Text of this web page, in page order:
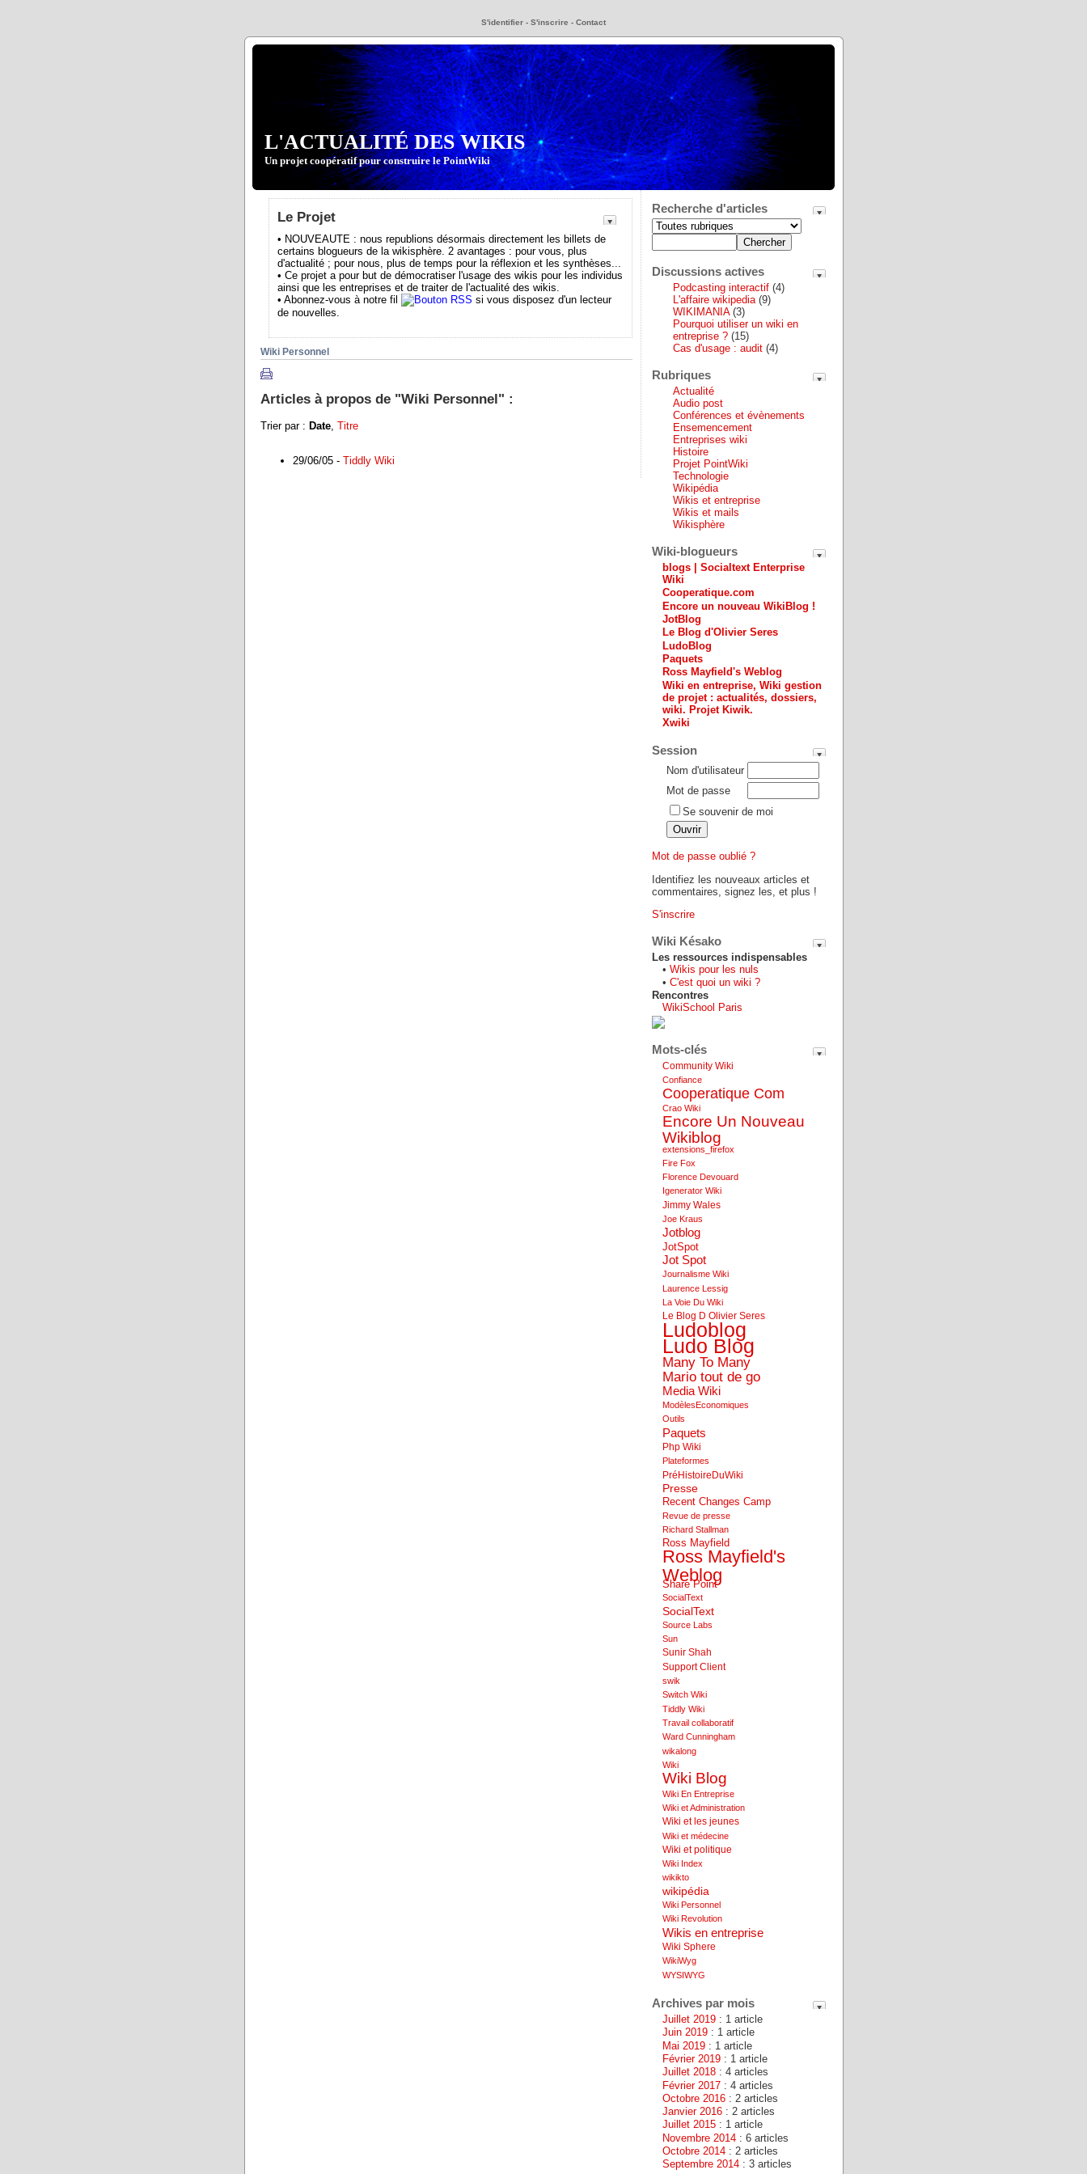
S'identifier - S'inscrire - Contact
L'ACTUALITÉ DES WIKIS
Un projet coopératif pour construire le PointWiki
Le Projet
• NOUVEAUTE : nous republions désormais directement les billets de
certains blogueurs de la wikisphère. 2 avantages : pour vous, plus
d'actualité ; pour nous, plus de temps pour la réflexion et les synthèses...
• Ce projet a pour but de démocratiser l'usage des wikis pour les individus
ainsi que les entreprises et de traiter de l'actualité des wikis.
• Abonnez-vous à notre fil
si vous disposez d'un lecteur
de nouvelles.
Wiki Personnel
Articles à propos de "Wiki Personnel" :
Trier par : Date, Titre
29/06/05 - Tiddly Wiki
Recherche d'articles
Discussions actives
Podcasting interactif (4)
L'affaire wikipedia(9)
WIKIMANIA(3)
Pourquoi utiliser un wiki en
entreprise ? (15)
Cas d'usage : audit (4)
Rubriques
Actualité
Audio post
Conférences et évènements
Ensemencement
Entreprises wiki
Histoire
Projet PointWiki
Technologie
Wikipédia
Wikis et entreprise
Wikis et mails
Wikisphère
Wiki-blogueurs
blogs | Socialtext Enterprise
Wiki
Cooperatique.com
Encore un nouveau WikiBlog !
JotBlog
Le Blog d'Olivier Seres
LudoBlog
Paquets
Ross Mayfield's Weblog
Wiki en entreprise, Wiki gestion
de projet : actualités, dossiers,
wiki. Projet Kiwik.
Xwiki
Session
Nom d'utilisateur
Mot de passe
Se souvenir de moi
Mot de passe oublié ?
Identifiez les nouveaux articles et
commentaires, signez les, et plus !
S'inscrire
Wiki Késako
Les ressources indispensables
•Wikis pour les nuls
•C'est quoi un wiki ?
Rencontres
WikiSchool Paris
Mots-clés
Community Wiki
Confiance
Cooperatique Com
Crao Wiki
Encore Un Nouveau
Wikiblog
extensions_firefox
Fire Fox
Florence Devouard
Igenerator Wiki
Jimmy Wales
Joe Kraus
Jotblog
JotSpot
Jot Spot
Journalisme Wiki
Laurence Lessig
La Voie Du Wiki
Le Blog D Olivier Seres
Ludoblog
Ludo Blog
Many To Many
Mario tout de go
Media Wiki
ModèlesEconomiques
Outils
Paquets
Php Wiki
Plateformes
PréHistoireDuWiki
Presse
Recent Changes Camp
Revue de presse
Richard Stallman
Ross Mayfield
Ross Mayfield's
Weblog
Share Point
SocialText
SocialText
Source Labs
Sun
Sunir Shah
Support Client
swik
Switch Wiki
Tiddly Wiki
Travail collaboratif
Ward Cunningham
wikalong
Wiki
Wiki Blog
Wiki En Entreprise
Wiki et Administration
Wiki et les jeunes
Wiki et médecine
Wiki et politique
Wiki Index
wikikto
wikipédia
Wiki Personnel
Wiki Revolution
Wikis en entreprise
Wiki Sphere
WikiWyg
WYSIWYG
Archives par mois
Juillet 2019 : 1 article
Juin 2019 : 1 article
Mai 2019 : 1 article
Février 2019 : 1 article
Juillet 2018 : 4 articles
Février 2017 : 4 articles
Octobre 2016 : 2 articles
Janvier 2016 : 2 articles
Juillet 2015 : 1 article
Novembre 2014 : 6 articles
Octobre 2014 : 2 articles
Septembre 2014 : 3 articles